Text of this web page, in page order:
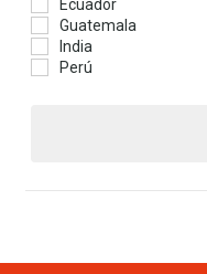
Ecuador
Guatemala
India
Perú